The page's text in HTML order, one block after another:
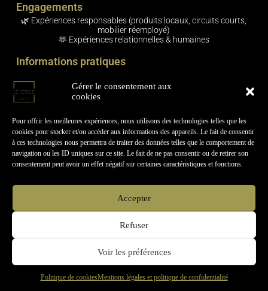
Gérer le consentement aux
cookies
Pour offrir les meilleures expériences, nous utilisons des technologies telles que les
cookies pour stocker et/ou accéder aux informations des appareils. Le fait de consentir
à ces technologies nous permettra de traiter des données telles que le comportement de
navigation ou les ID uniques sur ce site. Le fait de ne pas consentir ou de retirer son
consentement peut avoir un effet négatif sur certaines caractéristiques et fonctions.
Accepter
Refuser
Voir les préférences
Politique de cookiesMentions légales et politique de confidentialité
Engagements
🌿 Expériences responsables (produits locaux, circuits courts,
mobilier réemployé)
🫶 Expériences relationnelles & humaines
Informations pratiques
🤝Le Cercle-Project recrute
Suivez nos aventures gourmandes
Mentions légales etpolitique de confidentialité